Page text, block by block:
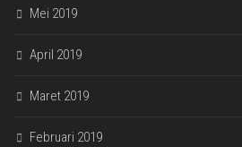
Mei 2019
April 2019
Maret 2019
Februari 2019